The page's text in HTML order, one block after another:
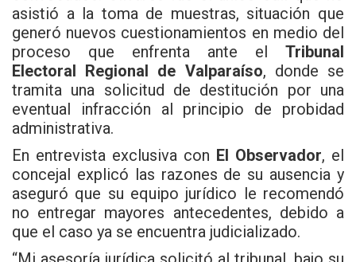
asistió a la toma de muestras, situación que
generó nuevos cuestionamientos en medio del
proceso que enfrenta ante el Tribunal
Electoral Regional de Valparaíso, donde se
tramita una solicitud de destitución por una
eventual infracción al principio de probidad
administrativa.
En entrevista exclusiva con El Observador, el
concejal explicó las razones de su ausencia y
aseguró que su equipo jurídico le recomendó
no entregar mayores antecedentes, debido a
que el caso ya se encuentra judicializado.